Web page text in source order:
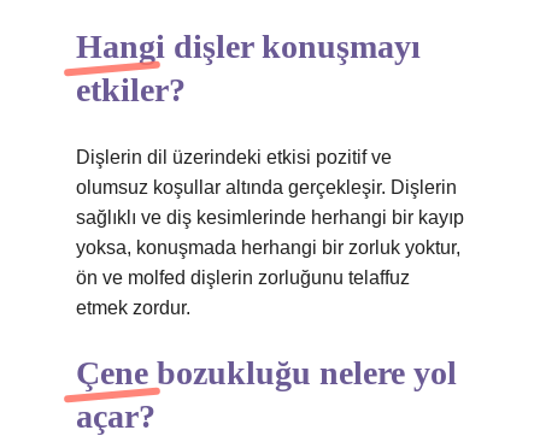
Hangi dişler konuşmayı
etkiler?
Dişlerin dil üzerindeki etkisi pozitif ve
olumsuz koşullar altında gerçekleşir. Dişlerin
sağlıklı ve diş kesimlerinde herhangi bir kayıp
yoksa, konuşmada herhangi bir zorluk yoktur,
ön ve molfed dişlerin zorluğunu telaffuz
etmek zordur.
Çene bozukluğu nelere yol
açar?